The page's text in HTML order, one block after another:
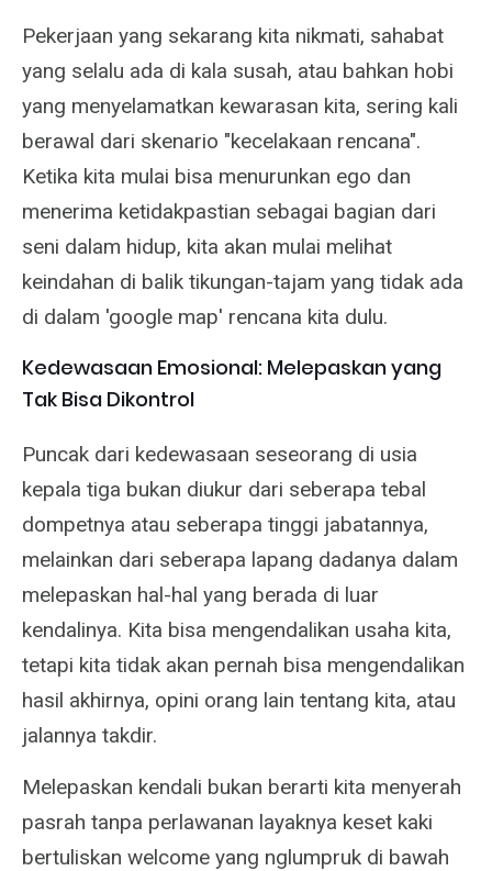
Pekerjaan yang sekarang kita nikmati, sahabat
yang selalu ada di kala susah, atau bahkan hobi
yang menyelamatkan kewarasan kita, sering kali
berawal dari skenario "kecelakaan rencana".
Ketika kita mulai bisa menurunkan ego dan
menerima ketidakpastian sebagai bagian dari
seni dalam hidup, kita akan mulai melihat
keindahan di balik tikungan-tajam yang tidak ada
di dalam 'google map' rencana kita dulu.
Kedewasaan Emosional: Melepaskan yang
Tak Bisa Dikontrol
Puncak dari kedewasaan seseorang di usia
kepala tiga bukan diukur dari seberapa tebal
dompetnya atau seberapa tinggi jabatannya,
melainkan dari seberapa lapang dadanya dalam
melepaskan hal-hal yang berada di luar
kendalinya. Kita bisa mengendalikan usaha kita,
tetapi kita tidak akan pernah bisa mengendalikan
hasil akhirnya, opini orang lain tentang kita, atau
jalannya takdir.
Melepaskan kendali bukan berarti kita menyerah
pasrah tanpa perlawanan layaknya keset kaki
bertuliskan welcome yang nglumpruk di bawah